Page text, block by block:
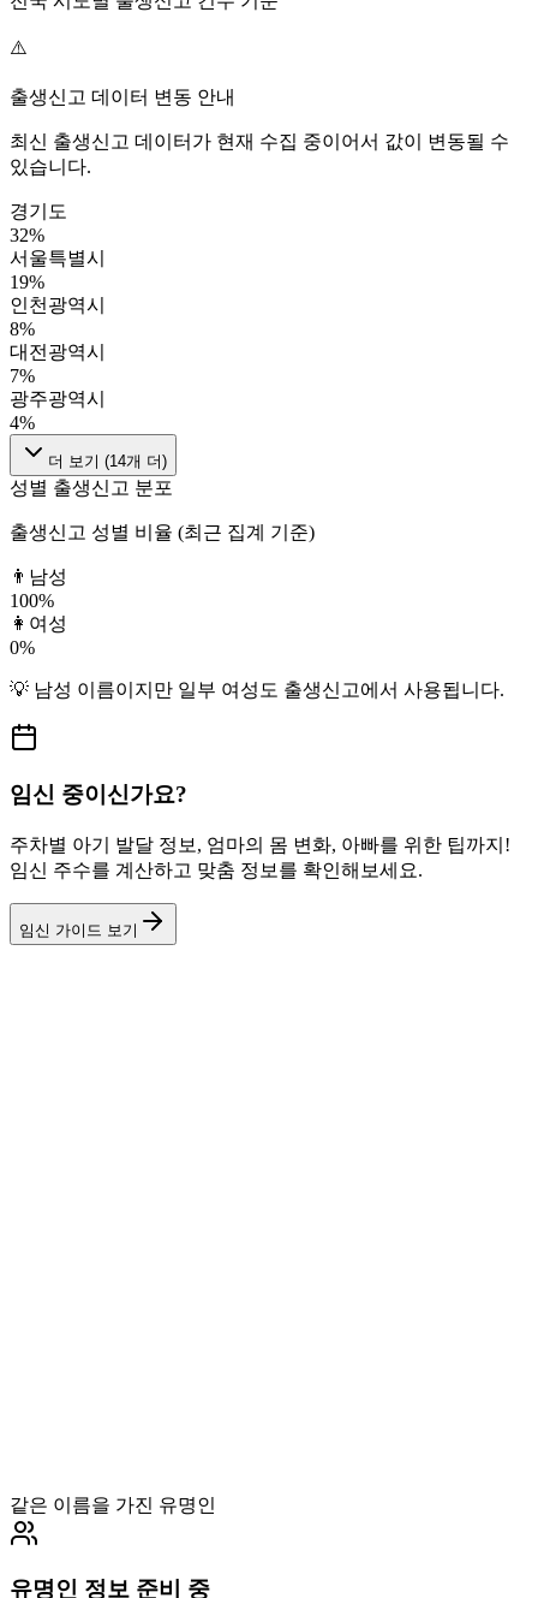
⚠️
출생신고 데이터 변동 안내
최신 출생신고 데이터가 현재 수집 중이어서 값이 변동될 수
있습니다.
경기도
32%
서울특별시
19%
인천광역시
8%
대전광역시
7%
광주광역시
4%
더 보기 (14개 더)
성별 출생신고 분포
출생신고 성별 비율 (최근 집계 기준)
👨 남성
100%
👩 여성
0%
💡 남성 이름이지만 일부 여성도 출생신고에서 사용됩니다.
임신 중이신가요?
주차별 아기 발달 정보, 엄마의 몸 변화, 아빠를 위한 팁까지!
임신 주수를 계산하고 맞춤 정보를 확인해보세요.
임신 가이드 보기
같은 이름을 가진 유명인
유명인 정보 준비 중